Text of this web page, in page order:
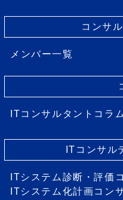
コンサ
メンバー一覧
ITコンサルタントコラム
ITコンサル
ITシステム診断・評価
ITシステム化計画コン